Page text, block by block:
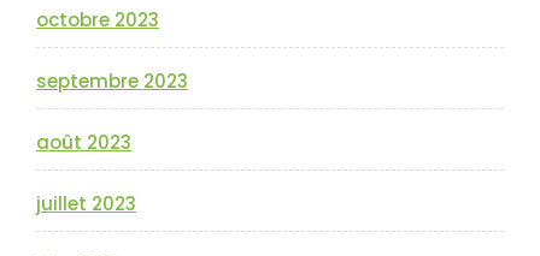
octobre 2023
septembre 2023
août 2023
juillet 2023